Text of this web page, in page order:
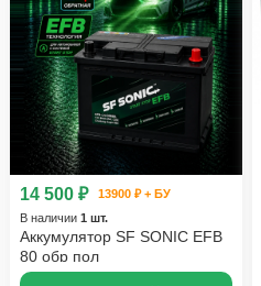
14 500 ₽
13900 ₽ + БУ
В наличии 1 шт.
Аккумулятор SF SONIC EFB
80 обр пол